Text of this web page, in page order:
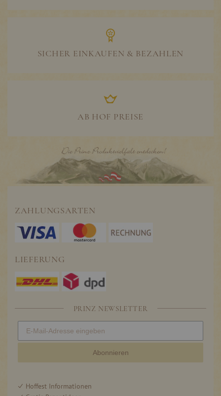
SICHER EINKAUFEN & BEZAHLEN
AB HOF PREISE
ZAHLUNGSARTEN
LIEFERUNG
PRINZ NEWSLETTER
Abonnieren
Hoffest Informationen